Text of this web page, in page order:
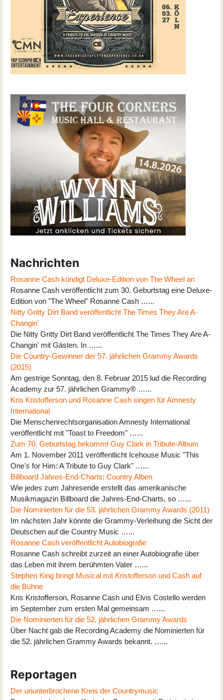
Nachrichten
Rosanne Cash kündigt Deluxe-Edition von The Wheel an
Rosanne Cash veröffentlicht zum 30. Geburtstag eine Deluxe-
Edition von "The Wheel" Rosanne Cash …...
Nitty Gritty Dirt Band veröffentlicht The Times They Are A-
Changin'
Die Nitty Gritty Dirt Band veröffentlicht The Times They Are A-
Changin' mit Gästen. In …...
Die Country-Gewinner der 57. jährlichen Grammy Awards
(2015)
Am gestrige Sonntag, den 8. Februar 2015 lud die Recording
Academy zur 57. jährlichen Grammy® …...
Kris Kristofferson und Rosanne Cash singen für Amnesty
International
Die Menschenrechtsorganisation Amnesty International
veröffentlicht mit "Toast to Freedom" …...
Zum 70. Geburtstag bekommt Guy Clark in Tribute-Album
Am 1. November 2011 veröffentlicht Icehouse Music "This
One's for Him: A Tribute to Guy Clark" …...
Billboard Jahres-End-Charts: Country Alben
Wie jedes zum Jahresende erstellt das amerikanische
Musikmagazin Billboard die Jahres-End-Charts, so …...
Die Nominierten für die 53. jährlichen Grammy Awards (2011)
Im nächsten Jahr könnte die Grammy-Verleihung die Sicht der
Deutschen auf die Country Music …...
Rosanne Cash veröffentlicht Autobiografie
Rosanne Cash schreibt zurzeit an einer Autobiografie über
das Leben mit ihrem berühmten Vater …...
Stephen King bringt Musical mit Kristofferson und Cash auf
die Bühne
Kris Kristofferson, Rosanne Cash und Elvis Costello werden
im September zum ersten Mal gemeinsam …...
Die Nominierten für die 52. jährlichen Grammy Awards
Über Nacht gab die Recording Academy die Nominierten für
die 52. jährlichen Grammy Awards bekannt. …...
Reportagen
Der ununterbrochene Kreis der Countrymusic